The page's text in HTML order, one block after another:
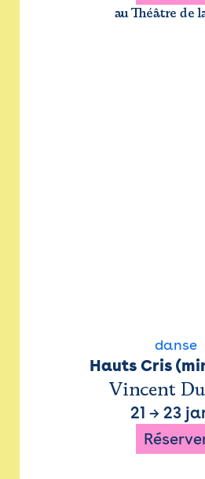
au Théâtre de
danse
Hauts Cris
Vincent
21 → 23